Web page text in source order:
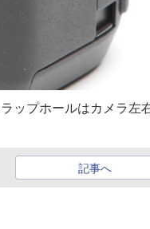
ップホールはカメラ左
記事へ